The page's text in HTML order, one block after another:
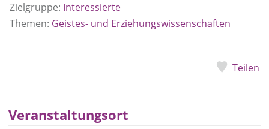
Zielgruppe: Interessierte
Themen: Geistes- und Erziehungswissenschaften
Teilen
Veranstaltungsort